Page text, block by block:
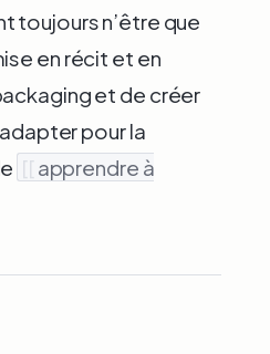
toujours n’être que
en récit et en
et de créer
pour la
[[ apprendre à